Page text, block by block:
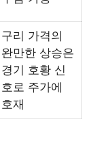
구리 가격의
완만한 상승은
경기 호황 신
호로 주가에
호재